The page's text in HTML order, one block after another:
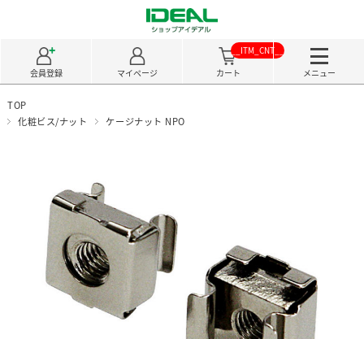
会員登録 マイページ カート
__ITM_CNT__
メニュー
TOP
化粧ビス/ナット
ケージナット NPO